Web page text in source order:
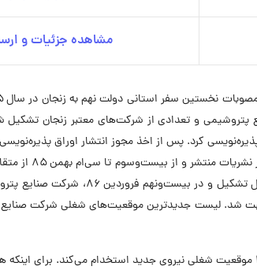
مشاهده جزئیات و
و تعدادی از شرکت‌های معتبر زنجان تشکیل
کرد. پس از اخذ مجوز انتشار اوراق
زنجان و سازمان بورس
عمومی مؤسس شرکت در بیست‌وششم اسفند همان سال
زنجان ثبت شد. لیست جدیدترین موقعیت‌های شغلی شرکت
شرکت صنایع پتروشیمی زنجان در حال حاضر در ۴ موقعیت شغلی نیروی جدید استخدام